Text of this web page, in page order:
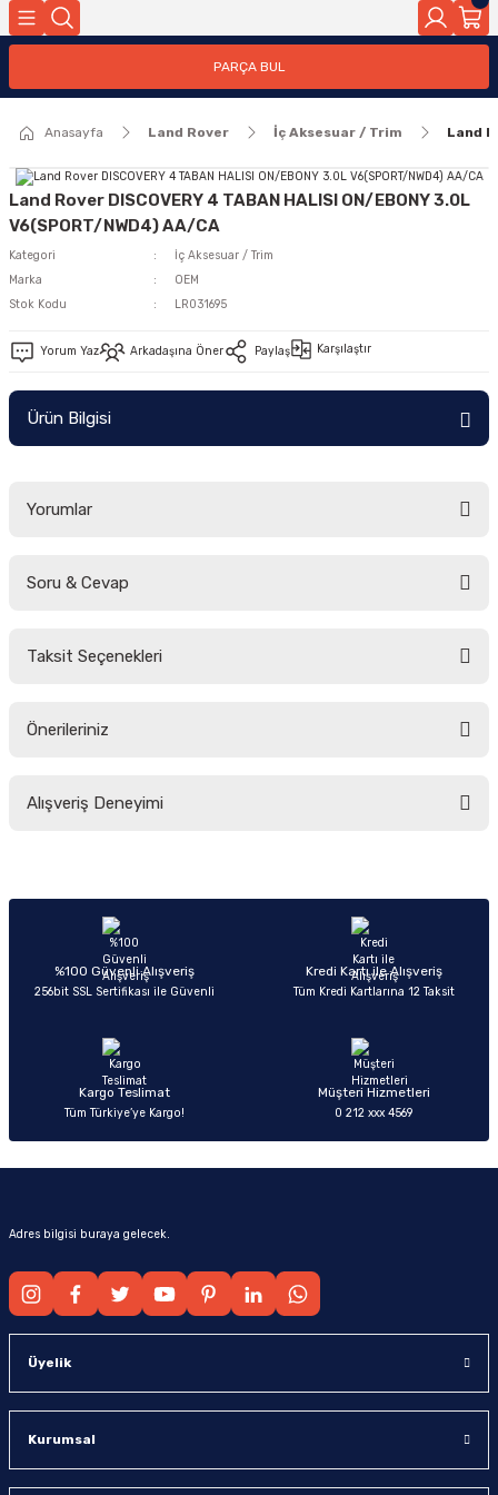
PARÇA BUL
Anasayfa Land Rover İç Aksesuar / Trim Land
Land Rover DISCOVERY 4 TABAN HALISI ON/EBONY 3.0L
V6(SPORT/NWD4) AA/CA
Kategori
İç Aksesuar / Trim
Marka
OEM
Stok Kodu
LR031695
Yorum Yaz Arkadaşına Öner Paylaş Karşılaştır
Ürün Bilgisi
Yorumlar
Soru & Cevap
Taksit Seçenekleri
Önerileriniz
yetersiz gördüğünüz noktaları öneri formunu kullanarak tarafımıza
Ürün açıklamasında eksik bilgiler bulunuyor.
Ürün bilgilerinde hatalar bulunuyor.
Ürün fiyatı diğer sitelerden daha pahalı.
Alışveriş Deneyimi
Sitemize ilk yorumu siz yapın!
%100 Güvenli Alışveriş
256bit SSL Sertifikası ile Güvenli
Kredi Kartı ile Alışveriş
Tüm Kredi Kartlarına 12 Taksit
Kargo Teslimat
Tüm Türkiye’ye Kargo!
Müşteri Hizmetleri
0 212 xxx 4569
Adres bilgisi buraya gelecek.
Üyelik
Kurumsal